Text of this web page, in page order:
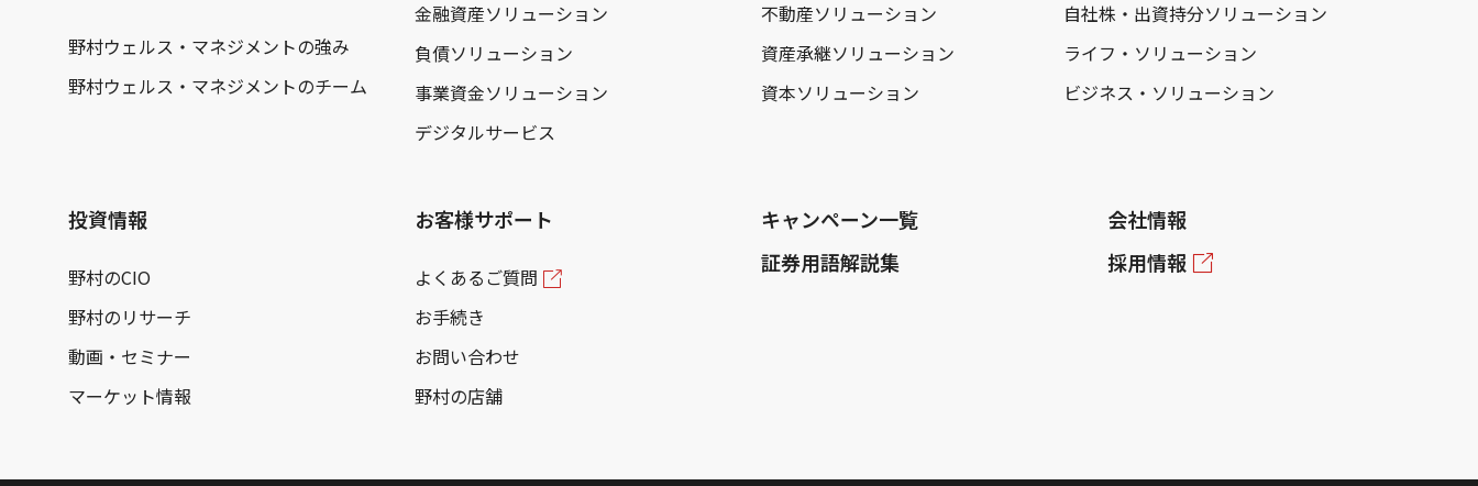
野村ウェルス・マネジメントの強み
野村ウェルス・マネジメントのチーム
金融資産ソリューション 不動産ソリューション
自社株・出資持分ソリューション
負債ソリューション
資産承継ソリューション
ライフ・ソリューション
事業資金ソリューション
資本ソリューション
ビジネス・ソリューション
デジタルサービス
投資情報
野村のCIO
野村のリサーチ
動画・セミナー
マーケット情報
お客様サポート
よくあるご質問
お手続き
お問い合わせ
野村の店舗
キャンペーン一覧
証券用語解説集
会社情報
採用情報